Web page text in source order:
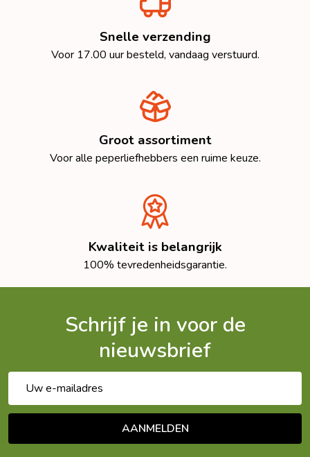
Snelle verzending
Voor 17.00 uur besteld, vandaag verstuurd.
Groot assortiment
Voor alle peperliefhebbers een ruime keuze.
Kwaliteit is belangrijk
100% tevredenheidsgarantie.
Schrijf je in voor de
nieuwsbrief
mailadres
AANMELDEN